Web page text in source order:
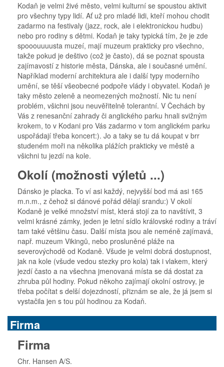
Kodaň je velmi živé město, velmi kulturní se spoustou aktivit
pro všechny typy lidí. Ať už pro mladé lidi, kteří mohou chodit
zadarmo na festivaly (jazz, rock, ale i elektronickou hudbu)
nebo pro rodiny s dětmi. Kodaň je taky typická tím, že je zde
spooouuuusta muzeí, mají muzeum prakticky pro všechno,
takže pokud je deštivo (což je často), dá se poznat spousta
zajímavostí z historie města, Dánska, ale i současné umění.
Například moderní architektura ale i další typy moderního
umění, se těší všeobecné podpoře vlády i obyvatel. Kodaň je
taky město zeleně a neomezených možností. Nic tu není
problém, všichni jsou neuvěřitelně tolerantní. V Čechách by
Vás z renesanční zahrady či anglického parku hnali svižným
krokem, to v Kodani pro Vás zadarmo v tom anglickém parku
uspořádají třeba koncert:). Jo a taky se tu dá koupat v brr
studeném moři na několika plážích prakticky ve městě a
všichni tu jezdí na kole.
Okolí (možnosti výletů ...)
Dánsko je placka. To ví asi každý, nejvyšší bod má asi 165
m.n.m., z čehož si dánové pořád dělají srandu:) V okolí
Kodaně je velké množství míst, která stojí za to navštívit, 3
velmi krásné zámky, jeden je letní sídlo královské rodiny a tráví
tam také většinu času. Další místa jsou ale neméně zajímavá,
např. muzeum Vikingů, nebo prosluněné pláže na
severovýchodě od Kodaně. Všude je velmi dobrá dostupnost,
jak na kole (všude vedou stezky pro kola) tak i vlakem, který
jezdí často a na všechna jmenovaná místa se dá dostat za
zhruba půl hodiny. Pokud někoho zajímají okolní ostrovy, je
třeba počítat s delší dojezdností, přiznám se ale, že já jsem si
vystačila jen s tou půl hodinou za Kodaň.
Firma
Firma
Chr. Hansen A/S.